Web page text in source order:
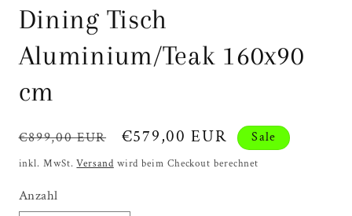
Dining Tisch
Aluminium/Teak 160x90
cm
Normaler
Preis
€899,00 EUR Verkaufspreis
€579,00 EUR Sale
inkl. MwSt.Versand wird beim Checkout berechnet
Anzahl